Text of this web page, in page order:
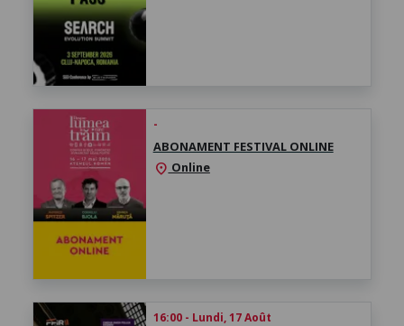
-
ABONAMENT FESTIVAL ONLINE
location_on Online
16:00 - Lundi, 17 Août